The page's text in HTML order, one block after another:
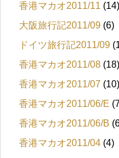
香港マカオ2011/11 (14)
大阪旅行記2011/09 (6)
ドイツ旅行記2011/09
香港マカオ2011/08 (18)
香港マカオ2011/07 (10)
香港マカオ2011/06/E
香港マカオ2011/06/B
香港マカオ2011/04 (4)